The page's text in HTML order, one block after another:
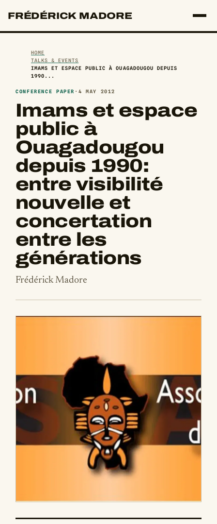
FRÉDÉRICK MADORE
HOME
TALKS & EVENTS
IMAMS ET ESPACE PUBLIC À OUAGADOUGOU DEPUIS
1990...
CONFERENCE PAPER · 4 MAY 2012
Imams et espace
public à
Ouagadougou
depuis 1990:
entre visibilité
nouvelle et
concertation
entre les
générations
Frédérick Madore